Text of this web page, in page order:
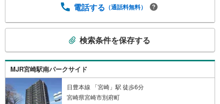
電話する （通話料無料）
検
索
条
件
で
検索条件を保存する
MJR宮崎駅南パークサイド
日豊本線 「宮崎」駅 徒歩6分
宮崎県宮崎市別府町